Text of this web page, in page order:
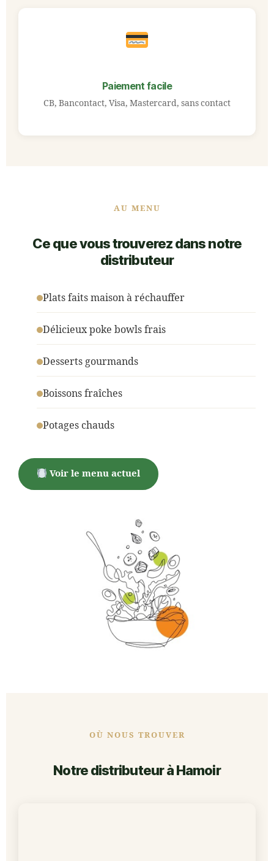
Paiement facile
CB, Bancontact, Visa, Mastercard, sans contact
AU MENU
Ce que vous trouverez dans notre
distributeur
Plats faits maison à réchauffer
Délicieux poke bowls frais
Desserts gourmands
Boissons fraîches
Potages chauds
Voir le menu actuel
OÙ NOUS TROUVER
Notre distributeur à Hamoir